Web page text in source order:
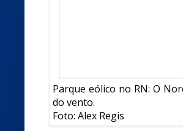
Parque eólico no RN: O
do vento.
Foto: Alex Regis